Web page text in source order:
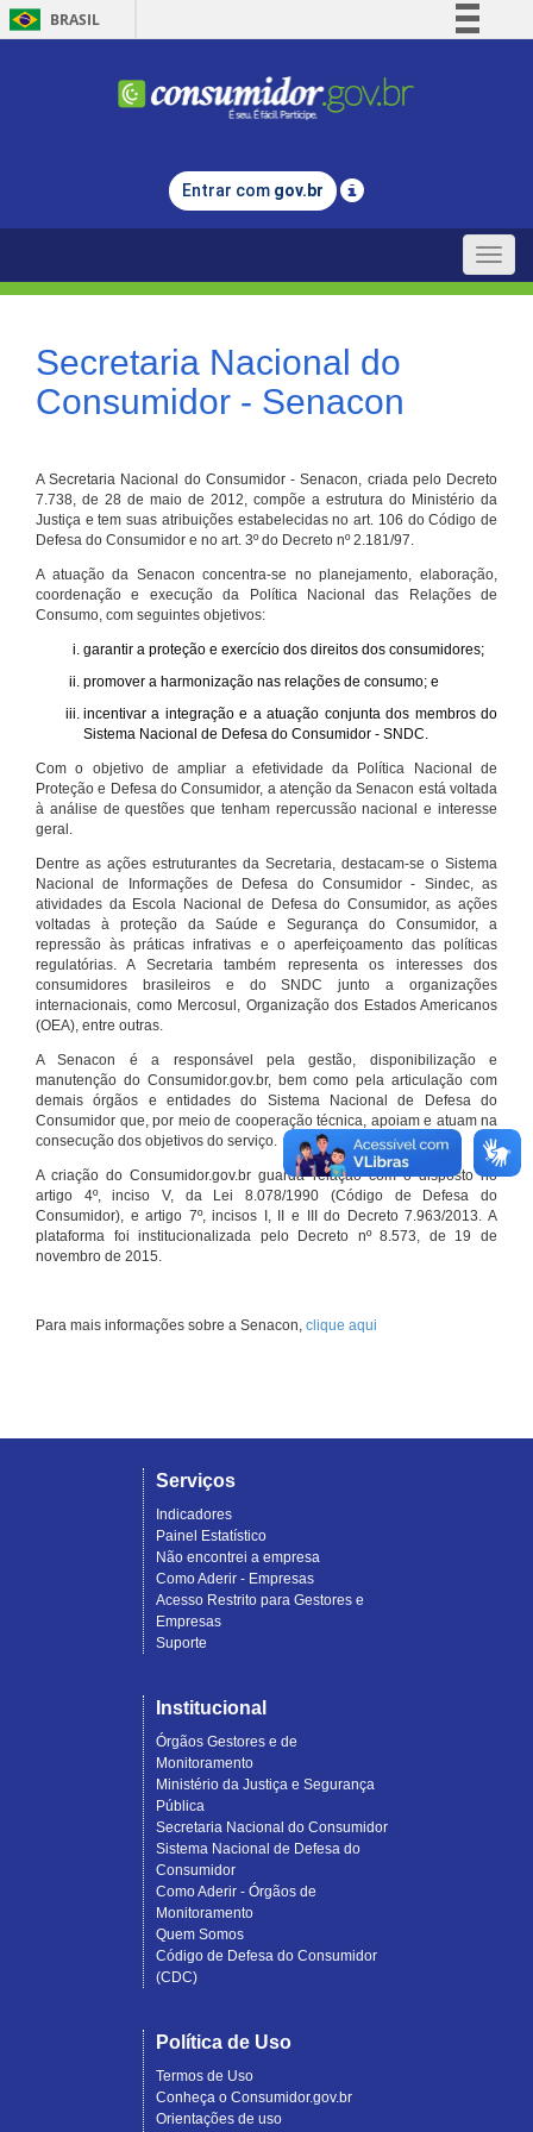
BRASIL
Comunica BR
Legislação
Entrar com gov.br
Toggle
Secretaria Nacional do
Consumidor - Senacon
A Secretaria Nacional do Consumidor - Senacon, criada pelo Decreto
7.738, de 28 de maio de 2012, compõe a estrutura do Ministério da
Justiça e tem suas atribuições estabelecidas no art. 106 do Código de
Defesa do Consumidor e no art. 3º do Decreto nº 2.181/97.
A atuação da Senacon concentra-se no planejamento, elaboração,
coordenação e execução da Política Nacional das Relações de
Consumo, com seguintes objetivos:
garantir a proteção e exercício dos direitos dos consumidores;
promover a harmonização nas relações de consumo; e
incentivar a integração e a atuação conjunta dos membros do
Sistema Nacional de Defesa do Consumidor - SNDC.
Com o objetivo de ampliar a efetividade da Política Nacional de
Proteção e Defesa do Consumidor, a atenção da Senacon está voltada
à análise de questões que tenham repercussão nacional e interesse
geral.
Dentre as ações estruturantes da Secretaria, destacam-se o Sistema
Nacional de Informações de Defesa do Consumidor - Sindec, as
atividades da Escola Nacional de Defesa do Consumidor, as ações
voltadas à proteção da Saúde e Segurança do Consumidor, a
repressão às práticas infrativas e o aperfeiçoamento das políticas
regulatórias. A Secretaria também representa os interesses dos
consumidores brasileiros e do SNDC junto a organizações
internacionais, como Mercosul, Organização dos Estados Americanos
(OEA), entre outras.
A Senacon é a responsável pela gestão, disponibilização e
manutenção do Consumidor.gov.br, bem como pela articulação com
demais órgãos e entidades do Sistema Nacional de Defesa do
Consumidor que, por meio de cooperação técnica, apoiam e atuam na
consecução dos objetivos do serviço.
A criação do Consumidor.gov.br guarda relação com o disposto no
artigo 4º, inciso V, da Lei 8.078/1990 (Código de Defesa do
Consumidor), e artigo 7º, incisos I, II e III do Decreto 7.963/2013. A
plataforma foi institucionalizada pelo Decreto nº 8.573, de 19 de
novembro de 2015.
Para mais informações sobre a Senacon, clique aqui
Serviços
Indicadores
Painel Estatístico
Não encontrei a empresa
Como Aderir - Empresas
Acesso Restrito para Gestores e
Empresas
Suporte
Institucional
Órgãos Gestores e de
Monitoramento
Ministério da Justiça e Segurança
Pública
Secretaria Nacional do Consumidor
Sistema Nacional de Defesa do
Consumidor
Como Aderir - Órgãos de
Monitoramento
Quem Somos
Código de Defesa do Consumidor
(CDC)
Política de Uso
Termos de Uso
Conheça o Consumidor.gov.br
Orientações de uso